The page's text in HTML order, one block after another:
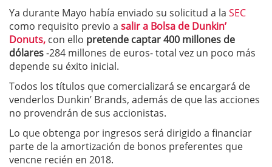
Ya durante Mayo había enviado su solicitud a la SEC
como requisito previo a salir a Bolsa de Dunkin’
Donuts, con ello pretende captar 400 millones de
dólares-284 millones de euros- total vez un poco más
depende su éxito inicial.
Todos los títulos que comercializará se encargará de
venderlos Dunkin’ Brands, además de que las acciones
no provendrán de sus accionistas.
Lo que obtenga por ingresos será dirigido a financiar
parte de la amortización de bonos preferentes que
vencne recién en 2018.